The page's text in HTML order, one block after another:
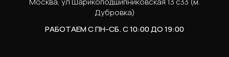
Дубровка)
РАБОТАЕМ С ПН-СБ. С 10:00 ДО 19:00